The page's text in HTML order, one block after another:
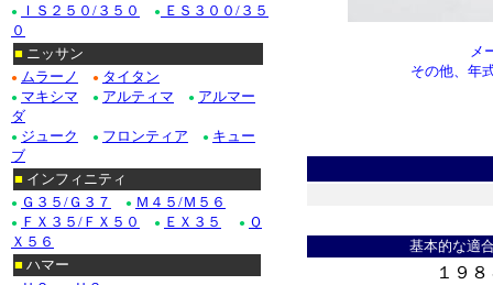
メ
その他、年
基本的な適
１９
● ＩＳ２５０/３５０ ●
ＥＳ３００/３５
０
■ ニッサン
● ムラーノ ● タイタン
● マキシマ ● アルティマ ● アルマー
ダ
● ジューク ● フロンティア ● キュー
ブ
■ インフィニティ
● Ｇ３５/Ｇ３７ ● Ｍ４５/Ｍ５６
● ＦＸ３５/ＦＸ５０ ● ＥＸ３５ ● Ｑ
Ｘ５６
■ ハマー